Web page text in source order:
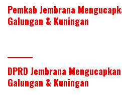
Pemkab Jembrana
Galungan & Kuningan
DPRD Jembrana
Galungan & Kuningan